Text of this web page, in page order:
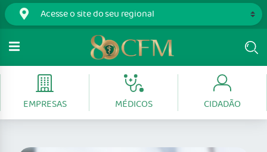
EMPRESAS MÉDICOS CIDADÃO